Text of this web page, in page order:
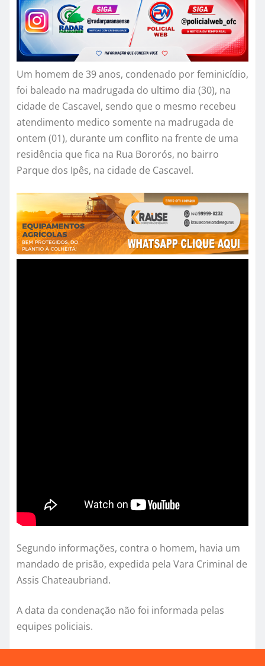
Um homem de 39 anos, condenado por feminicídio,
foi baleado na madrugada do ultimo dia (30), na
cidade de Cascavel, sendo que o mesmo recebeu
atendimento medico somente na madrugada de
ontem (01), durante um conflito na frente de uma
residência que fica na Rua Bororós, no bairro
Parque dos Ipês, na cidade de Cascavel.
Segundo informações, contra o homem, havia um
mandado de prisão, expedida pela Vara Criminal de
Assis Chateaubriand.
A data da condenação não foi informada pelas
equipes policiais.